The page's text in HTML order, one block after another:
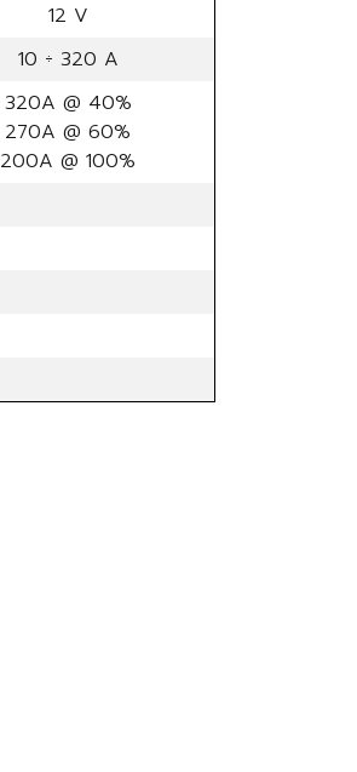
12 V
10 ÷ 320 A
320A @ 40%
270A @ 60%
200A @ 100%